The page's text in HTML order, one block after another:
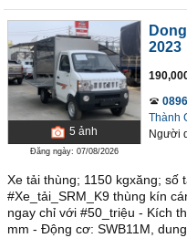
5 ảnh
Đăng ngày: 07/08/2026
2023
Thành
Người
Xe tải thùng; 1150 kgxăng; số
#Xe_tải_SRM_K9 thùng kín
ngay chỉ với #50_triệu - Kích
mm - Động cơ: SWB11M, dung